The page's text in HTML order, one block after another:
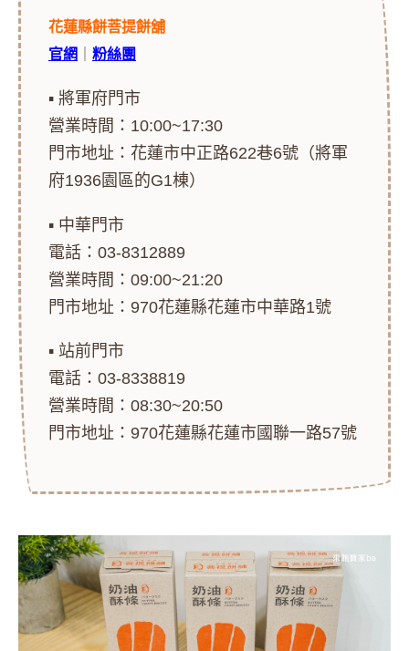
花蓮縣餅菩提餅舖
官網
粉絲團
▪ 將軍府門市
營業時間：10:00~17:30
門市地址：花蓮市中正路622巷6號（將軍
府1936園區的G1棟）
▪ 中華門市
電話：03-8312889
營業時間：09:00~21:20
門市地址：970花蓮縣花蓮市中華路1號
▪ 站前門市
電話：03-8338819
營業時間：08:30~20:50
門市地址：970花蓮縣花蓮市國聯一路57號